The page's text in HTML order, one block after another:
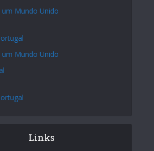
um Mundo Unido
um Mundo Unido
Links